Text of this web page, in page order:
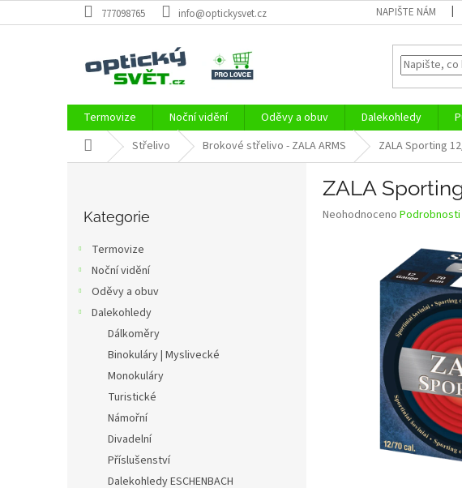
na
777098765 info@optickysvet.cz NAPIŠTE NÁM
Termovize Noční vidění Oděvy a obuv Dalekohledy
Domů Střelivo Brokové střelivo - ZALA ARMS ZALA Sporting
kategorie
Kategorie
Termovize
Noční vidění
Oděvy a obuv
Dalekohledy
Dálkoměry
Binokuláry | Myslivecké
Monokuláry
Turistické
Námořní
Divadelní
Příslušenství
Dalekohledy ESCHENBACH
ZALA
Průměrné
Neohodnoceno